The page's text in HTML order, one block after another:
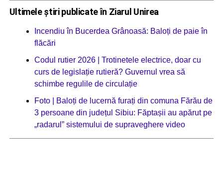
Ultimele știri publicate în Ziarul Unirea
Incendiu în Bucerdea Grânoasă: Baloți de paie în
flăcări
Codul rutier 2026 | Trotinetele electrice, doar cu
curs de legislație rutieră? Guvernul vrea să
schimbe regulile de circulație
Foto | Baloți de lucernă furați din comuna Fărău de
3 persoane din județul Sibiu: Făptașii au apărut pe
„radarul” sistemului de supraveghere video